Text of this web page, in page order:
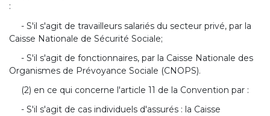
:
- S'il s'agit de travailleurs salariés du secteur privé, par la
Caisse Nationale de Sécurité Sociale;
- S'il s'agit de fonctionnaires, par la Caisse Nationale des
Organismes de Prévoyance Sociale (CNOPS).
(2) en ce qui concerne l'article 11 de la Convention par :
- S'il s'agit de cas individuels d'assurés : la Caisse